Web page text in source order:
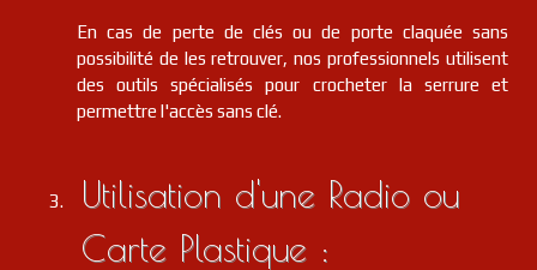
En cas de perte de clés ou de porte claquée sans
possibilité de les retrouver, nos professionnels utilisent
des outils spécialisés pour crocheter la serrure et
permettre l'accès sans clé.
Utilisation d'une Radio ou
Carte Plastique :